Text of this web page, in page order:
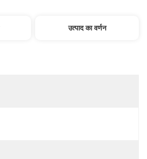
उत्पाद का वर्णन